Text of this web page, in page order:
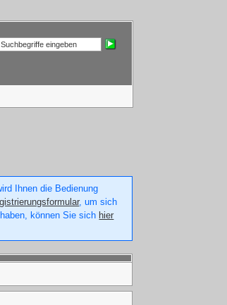
Ihnen die Bedienung
, um sich
können Sie sich hier